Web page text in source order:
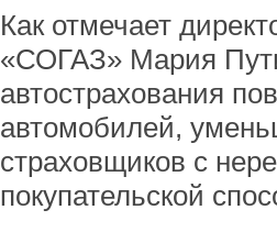
Как отмечает
«СОГАЗ» Мария
автострахования
автомобилей,
страховщиков с
покупательской